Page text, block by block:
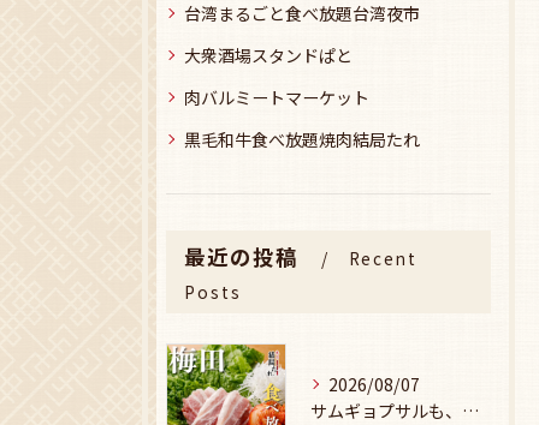
台湾まるごと食べ放題台湾夜市
大衆酒場スタンドぱと
肉バルミートマーケット
黒毛和牛食べ放題焼肉結局たれ
最近の投稿
Recent
Posts
2026/08/07
サムギョプサルも、食べ放題で楽しみませんか？🥩